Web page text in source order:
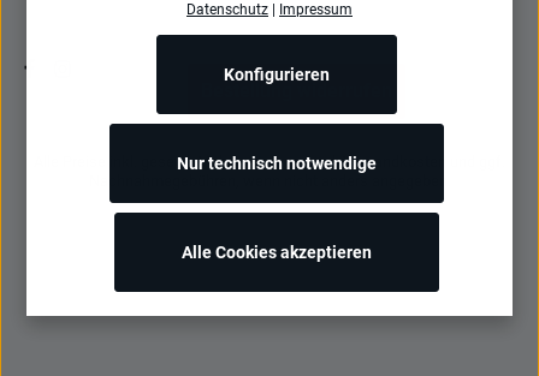
Bestellung widerrufen
Alle Preise inkl. gesetzl. Mehrwertsteuer zzgl.Versandkosten
Datenschutz
Impressum
Nur technisch notwendige
Konfigurieren
Alle Cookies akzeptieren